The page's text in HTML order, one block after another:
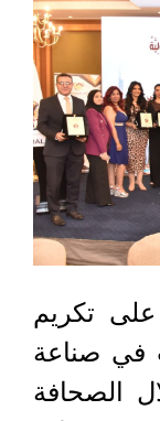
تكريم
في صناعة
الصحافة